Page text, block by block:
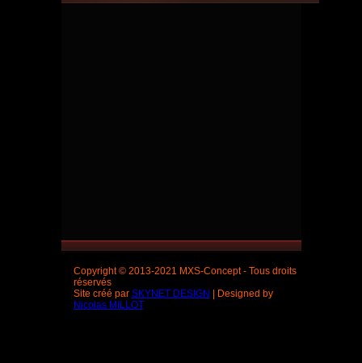
Copyright © 2013-2021 MXS-Concept - Tous droits
réservés
Site créé par SKYNET DESIGN
| Designed by
Nicolas MILLOT